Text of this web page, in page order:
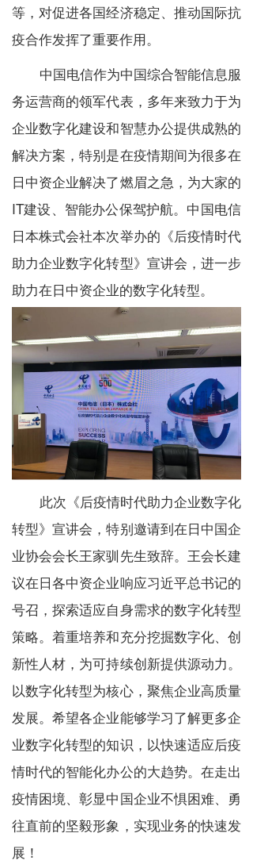
等，对促进各国经济稳定、推动国际抗
疫合作发挥了重要作用。
中国电信作为中国综合智能信息服
务运营商的领军代表，多年来致力于为
企业数字化建设和智慧办公提供成熟的
解决方案，特别是在疫情期间为很多在
日中资企业解决了燃眉之急，为大家的
IT建设、智能办公保驾护航。中国电信
日本株式会社本次举办的《后疫情时代
助力企业数字化转型》宣讲会，进一步
助力在日中资企业的数字化转型。
此次《后疫情时代助力企业数字化
转型》宣讲会，特别邀请到在日中国企
业协会会长王家驯先生致辞。王会长建
议在日各中资企业响应习近平总书记的
号召，探索适应自身需求的数字化转型
策略。着重培养和充分挖掘数字化、创
新性人材，为可持续创新提供源动力。
以数字化转型为核心，聚焦企业高质量
发展。希望各企业能够学习了解更多企
业数字化转型的知识，以快速适应后疫
情时代的智能化办公的大趋势。在走出
疫情困境、彰显中国企业不惧困难、勇
往直前的坚毅形象，实现业务的快速发
展！